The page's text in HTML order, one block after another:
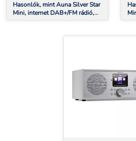
Hasonlók, mint Auna Silver Star
Mini, internet DAB+/FM rádió,
WiFi, BT, DAB+/FM, tölgyfa